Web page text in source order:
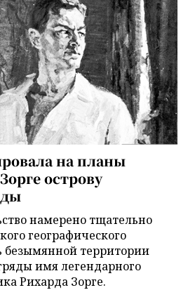
на планы
острову
намерено тщательно
географического
безымянной территории
имя легендарного
Рихарда Зорге.